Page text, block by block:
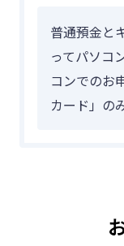
つかう
普通預金と
ってパソコ
コンでのお
カード」の